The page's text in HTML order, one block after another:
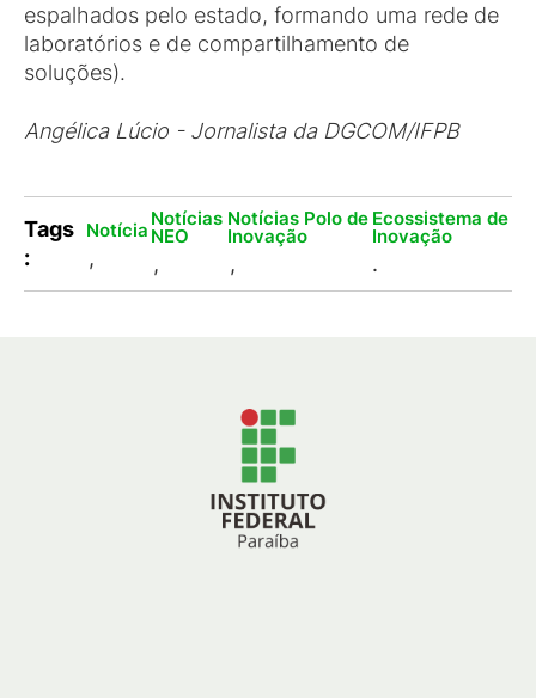
espalhados pelo estado, formando uma rede de
laboratórios e de compartilhamento de
soluções).
Angélica Lúcio - Jornalista da DGCOM/IFPB
Tags
:
Notícia
,
Notícias
NEO
,
Notícias Polo de
Inovação
,
Ecossistema de
Inovação
.